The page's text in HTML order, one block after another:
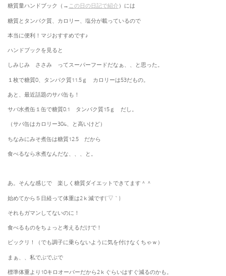
糖質量ハンドブック（→ この日の日記で紹介 ）には
糖質とタンパク質、カロリー、塩分が載っているので
本当に便利！マジおすすめです♪
ハンドブックを見ると
しみじみ ささみ ってスーパーフードだなぁ、、と思った。
１枚で糖質0、タンパク質11.5ｇ カロリーは53だもの。
あと、最近話題のサバ缶も！
サバ水煮缶１缶で糖質0.1 タンパク質15ｇ だし。
（サバ缶はカロリー304、と高いけど）
ちなみにみそ煮缶は糖質12.5 だから
食べるなら水煮なんだな、、、と。
あ。そんな感じで 楽しく糖質ダイエットできてます＾＾
始めてから５日経って体重は2ｋ減です(´▽｀)
それもガマンしてないのに！
食べるものをちょっと考えるだけで！
ビックリ！（でも調子に乗らないように気を付けなくちゃｗ）
まぁ、、私でぶでぶで
標準体重より10キロオーバーだから2ｋぐらいはすぐ減るのかも。